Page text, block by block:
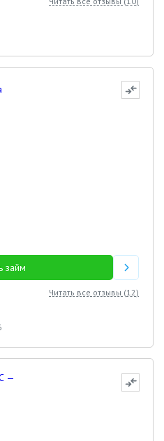
займ
Читать все отзывы (12)